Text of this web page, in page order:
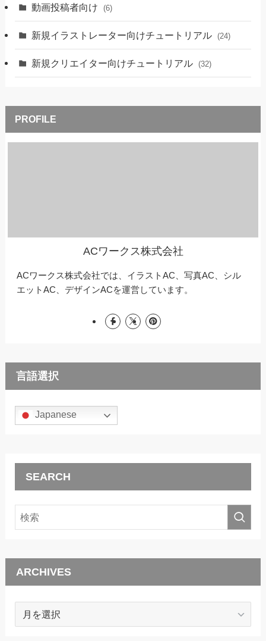
動画投稿者向け (6)
新規イラストレーター向けチュートリアル (24)
新規クリエイター向けチュートリアル (32)
ACワークス株式会社
ACワークス株式会社では、イラストAC、写真AC、シル
エットAC、デザインACを運営しています。
言語選択
Japanese
SEARCH
ARCHIVES
ARCHIVES